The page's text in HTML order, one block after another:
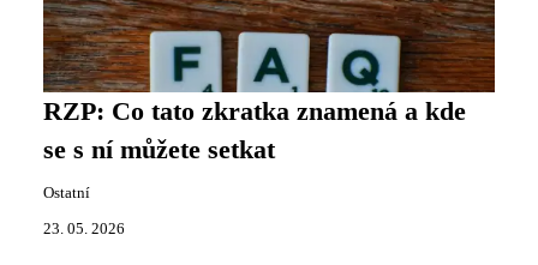
RZP: Co tato zkratka znamená a kde
se s ní můžete setkat
Ostatní
23. 05. 2026